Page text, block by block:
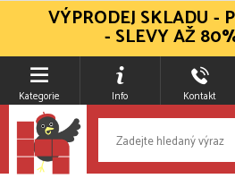
Kategorie Info Kontakt
VÝPRODEJ SKLADU -
- SLEVY AŽ